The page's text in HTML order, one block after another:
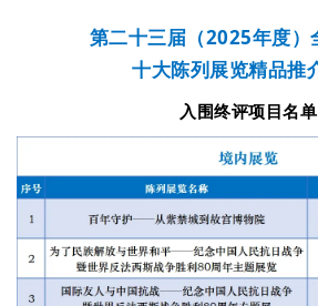
第二十三届（2025年度）
十大陈列展览精品推
入围终评项目名单